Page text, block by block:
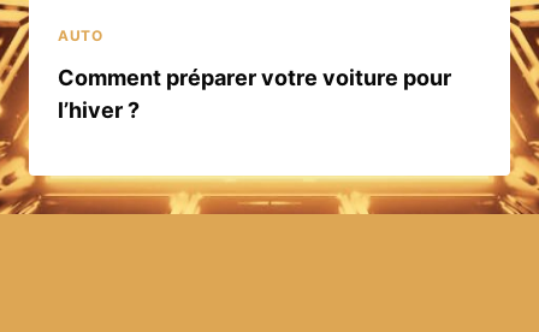
AUTO
Comment préparer votre voiture pour
l’hiver ?